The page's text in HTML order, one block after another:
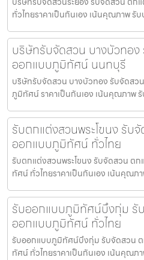
ทั่วไทยราคาเป็นกันเอง เน้นคุณภาพ รั
บริษัทรับจัดสวน บางบัวทอ
ออกแบบภูมิทัศน์ นนทบุรี
บริษัทรับจัดสวน บางบัวทอง รับจัดส
ภูมิทัศน์ ราคาเป็นกันเอง เน้นคุณภาพ
รับตกแต่งสวนพระโขนง รับ
ออกแบบภูมิทัศน์ ทั่วไทย
รับตกแต่งสวนพระโขนง รับจัดสวน ต
ทัศน์ ทั่วไทยราคาเป็นกันเอง เน้นคุณภ
รับออกแบบภูมิทัศน์บึงกุ่ม รั
ออกแบบภูมิทัศน์ ทั่วไทย
รับออกแบบภูมิทัศน์บึงกุ่ม รับจัดสวน
ทัศน์ ทั่วไทยราคาเป็นกันเอง เน้นคุณภ